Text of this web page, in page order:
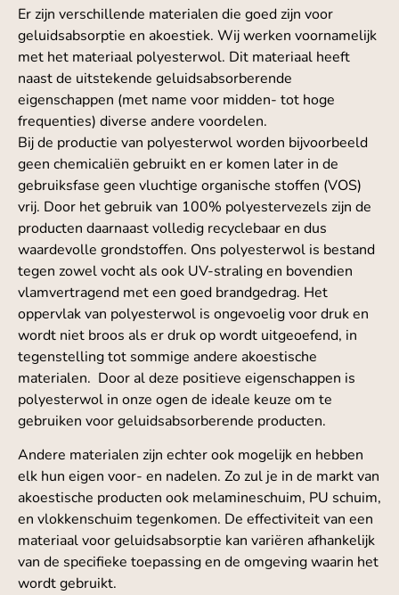
Er zijn verschillende materialen die goed zijn voor
geluidsabsorptie en akoestiek. Wij werken voornamelijk
met het materiaal polyesterwol. Dit materiaal heeft
naast de uitstekende geluidsabsorberende
eigenschappen (met name voor midden- tot hoge
frequenties) diverse andere voordelen.
Bij de productie van polyesterwol worden bijvoorbeeld
geen chemicaliën gebruikt en er komen later in de
gebruiksfase geen vluchtige organische stoffen (VOS)
vrij. Door het gebruik van 100% polyestervezels zijn de
producten daarnaast volledig recyclebaar en dus
waardevolle grondstoffen. Ons polyesterwol is bestand
tegen zowel vocht als ook UV-straling en bovendien
vlamvertragend met een goed brandgedrag. Het
oppervlak van polyesterwol is ongevoelig voor druk en
wordt niet broos als er druk op wordt uitgeoefend, in
tegenstelling tot sommige andere akoestische
materialen. Door al deze positieve eigenschappen is
polyesterwol in onze ogen de ideale keuze om te
gebruiken voor geluidsabsorberende producten.
Andere materialen zijn echter ook mogelijk en hebben
elk hun eigen voor- en nadelen. Zo zul je in de markt van
akoestische producten ook melamineschuim, PU schuim,
en vlokkenschuim tegenkomen. De effectiviteit van een
materiaal voor geluidsabsorptie kan variëren afhankelijk
van de specifieke toepassing en de omgeving waarin het
wordt gebruikt.